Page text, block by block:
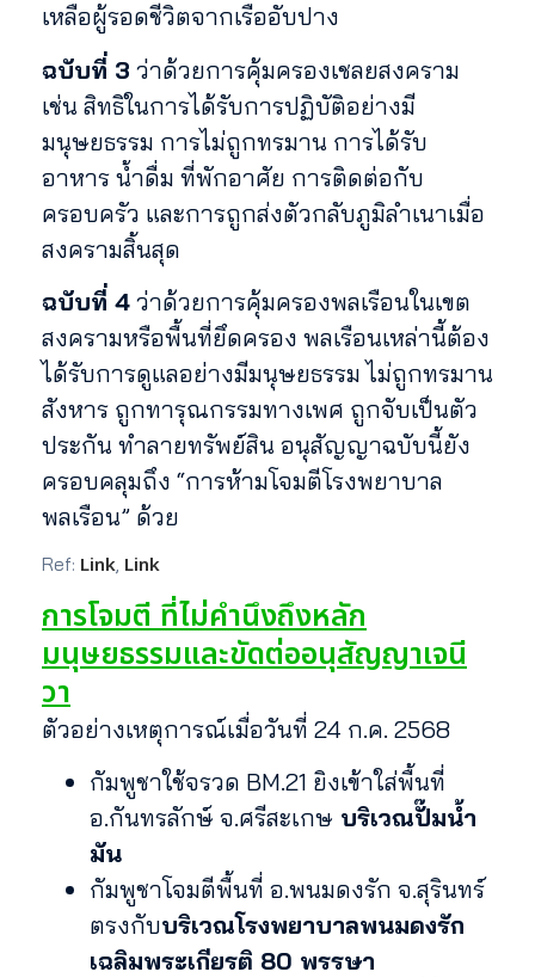
เหลือผู้รอดชีวิตจากเรืออับปาง
ฉบับที่ 3 ว่าด้วยการคุ้มครองเชลยสงคราม
เช่น สิทธิในการได้รับการปฏิบัติอย่างมี
มนุษยธรรม การไม่ถูกทรมาน การได้รับ
อาหาร น้ำดื่ม ที่พักอาศัย การติดต่อกับ
ครอบครัว และการถูกส่งตัวกลับภูมิลำเนาเมื่อ
สงครามสิ้นสุด
ฉบับที่ 4 ว่าด้วยการคุ้มครองพลเรือนในเขต
สงครามหรือพื้นที่ยึดครอง พลเรือนเหล่านี้ต้อง
ได้รับการดูแลอย่างมีมนุษยธรรม ไม่ถูกทรมาน
สังหาร ถูกทารุณกรรมทางเพศ ถูกจับเป็นตัว
ประกัน ทำลายทรัพย์สิน อนุสัญญาฉบับนี้ยัง
ครอบคลุมถึง “การห้ามโจมตีโรงพยาบาล
พลเรือน” ด้วย
Ref: Link, Link
การโจมตี ที่ไม่คำนึงถึงหลัก
มนุษยธรรมและขัดต่ออนุสัญญาเจนี
วา
ตัวอย่างเหตุการณ์เมื่อวันที่ 24 ก.ค. 2568
กัมพูชาใช้จรวด BM.21 ยิงเข้าใส่พื้นที่
อ.กันทรลักษ์ จ.ศรีสะเกษ บริเวณปั๊มน้ํา
มัน
กัมพูชาโจมตีพื้นที่ อ.พนมดงรัก จ.สุรินทร์
ตรงกับบริเวณโรงพยาบาลพนมดงรัก
เฉลิมพระเกียรติ 80 พรรษา